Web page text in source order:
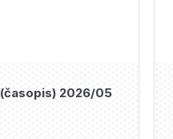
2026/05